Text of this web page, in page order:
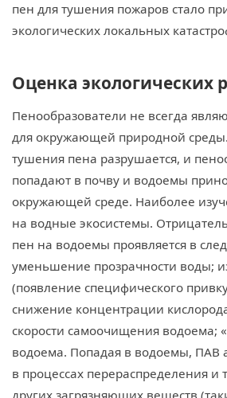
пен для тушения пожаров стало
экологических локальных
Оценка экологических
Пенообразователи не всегда
для окружающей природной
тушения пена разрушается, и
попадают в почву и водоемы
окружающей среде. Наиболее
на водные экосистемы.
пен на водоемы проявляется в
уменьшение прозрачности воды;
(появление специфического
снижение концентрации
скорости самоочищения водоема;
водоема. Попадая в водоемы, ПАВ
в процессах перераспределения и
других загрязняющих веществ